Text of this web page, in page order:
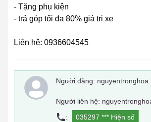
- Tặng phụ kiện
- trả góp tối đa 80% giá trị xe
Liên hệ: 0936604545
Người đăng:
Người liên hệ:
:
035297 *** Hiện số